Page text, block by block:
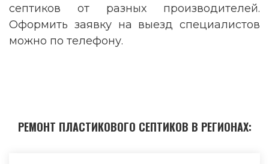
септиков от разных производителей.
Оформить заявку на выезд специалистов
можно по телефону.
РЕМОНТ ПЛАСТИКОВОГО СЕПТИКОВ В РЕГИОНАХ: